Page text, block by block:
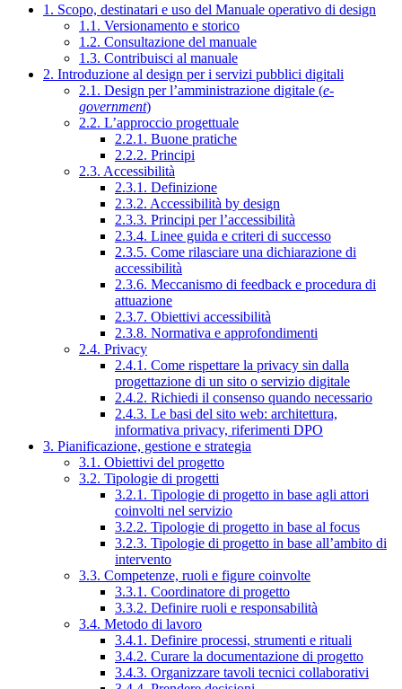
1. Scopo, destinatari e uso del Manuale operativo di design
1.1. Versionamento e storico
1.2. Consultazione del manuale
1.3. Contribuisci al manuale
2. Introduzione al design per i servizi pubblici digitali
2.1. Design per l’amministrazione digitale (e-
government)
2.2. L’approccio progettuale
2.2.1. Buone pratiche
2.2.2. Principi
2.3. Accessibilità
2.3.1. Definizione
2.3.2. Accessibilità by design
2.3.3. Principi per l’accessibilità
2.3.4. Linee guida e criteri di successo
2.3.5. Come rilasciare una dichiarazione di
accessibilità
2.3.6. Meccanismo di feedback e procedura di
attuazione
2.3.7. Obiettivi accessibilità
2.3.8. Normativa e approfondimenti
2.4. Privacy
2.4.1. Come rispettare la privacy sin dalla
progettazione di un sito o servizio digitale
2.4.2. Richiedi il consenso quando necessario
2.4.3. Le basi del sito web: architettura,
informativa privacy, riferimenti DPO
3. Pianificazione, gestione e strategia
3.1. Obiettivi del progetto
3.2. Tipologie di progetti
3.2.1. Tipologie di progetto in base agli attori
coinvolti nel servizio
3.2.2. Tipologie di progetto in base al focus
3.2.3. Tipologie di progetto in base all’ambito di
intervento
3.3. Competenze, ruoli e figure coinvolte
3.3.1. Coordinatore di progetto
3.3.2. Definire ruoli e responsabilità
3.4. Metodo di lavoro
3.4.1. Definire processi, strumenti e rituali
3.4.2. Curare la documentazione di progetto
3.4.3. Organizzare tavoli tecnici collaborativi